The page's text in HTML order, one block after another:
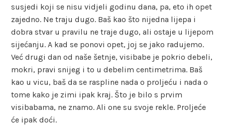
susjedi koji se nisu vidjeli godinu dana, pa, eto ih opet
zajedno. Ne traju dugo. Baš kao što nijedna lijepa i
dobra stvar u pravilu ne traje dugo, ali ostaje u lijepom
sijećanju. A kad se ponovi opet, joj se jako radujemo.
Već drugi dan od naše šetnje, visibabe je pokrio debeli,
mokri, pravi snijeg i to u debelim centimetrima. Baš
kao u vicu, baš da se raspline nada o proljeću i nada o
tome kako je zimi ipak kraj. Što je bilo s prvim
visibabama, ne znamo. Ali one su svoje rekle. Proljeće
će ipak doći.